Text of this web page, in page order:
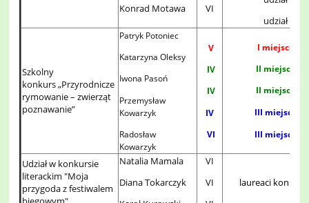
Konrad Motawa
VI
udział
Szkolny
konkurs „Przyrodnicze
rymowanie – zwierząt
poznawanie”
Patryk Potoniec
Katarzyna Oleksy
Iwona Pasoń
Przemysław
Kowarzyk
Radosław
Kowarzyk
V
IV
IV
IV
VI
I miejsce
II miejsce
II miejsce
III miejsce
III miejsce
Udział w konkursie
literackim "Moja
przygoda z festiwalem
Natalia Mamala
Diana Tokarczyk
VI
VI
laureaci